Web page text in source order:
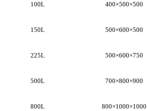
100L 400×500×500
150L 500×600×500
225L 500×600×750
500L 700×800×900
800L 800×1000×1000